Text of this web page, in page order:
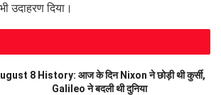
उदाहरण दिया।
8 History: आज के दिन Nixon ने छोड़ी थी कुर्सी,
Galileo ने बदली थी दुनिया